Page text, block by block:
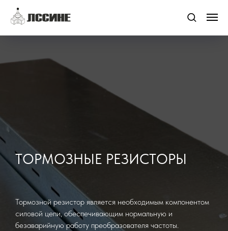
ТОРМОЗНЫЕ РЕЗИСТОРЫ
Тормозной резистор является необходимым компонентом
силовой цепи, обеспечивающим нормальную и
безаварийную работу преобразователя частоты.